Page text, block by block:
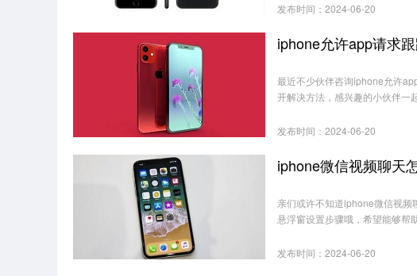
发布时间：2024-06-20
最近不少伙伴咨询iphone允许
开解决方法，感兴趣的小伙伴一
发布时间：2024-06-20
iphone微信视频聊天
亲们或许不知道iphone微信视
悬浮窗设置步骤哦，希望能够帮
发布时间：2024-06-20